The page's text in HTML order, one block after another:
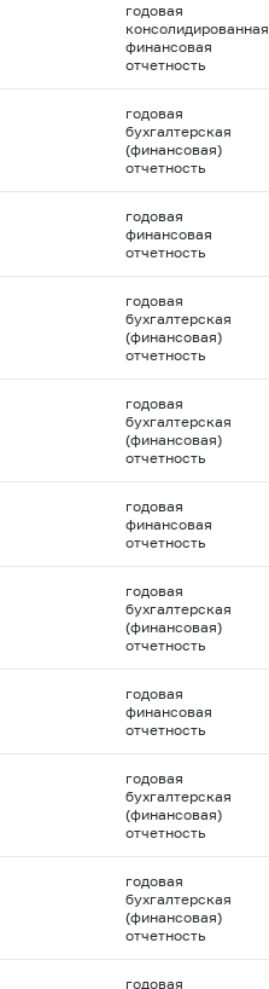
годовая
консолидированная
финансовая
отчетность
годовая
бухгалтерская
(финансовая)
отчетность
годовая
финансовая
отчетность
годовая
бухгалтерская
(финансовая)
отчетность
годовая
бухгалтерская
(финансовая)
отчетность
годовая
финансовая
отчетность
годовая
бухгалтерская
(финансовая)
отчетность
годовая
финансовая
отчетность
годовая
бухгалтерская
(финансовая)
отчетность
годовая
бухгалтерская
(финансовая)
отчетность
годовая